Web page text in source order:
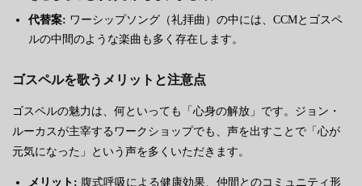
代替案: ワーシップソング（礼拝曲）の中には、CCMとゴスペ
ルの中間のような楽曲も多く存在します。
ゴスペルを歌うメリットと注意点
ゴスペルの魅力は、何といっても「心身の解放」です。ジョン・
ルーカスが主宰するワークショップでも、声を出すことで「心が
元気になった」という声を多くいただきます。
メリット: 腹式呼吸による健康効果、仲間とのコミュニティ形